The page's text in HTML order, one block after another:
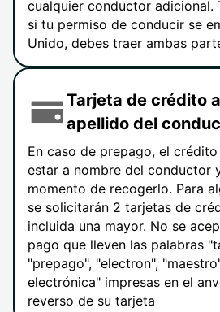
cualquier conductor adicional.
si tu permiso de conducir se
Unido, debes traer ambas
Tarjeta de crédito
apellido del
En caso de prepago, el
estar a nombre del conductor
momento de recogerlo. Para
se solicitarán 2 tarjetas de
incluida una mayor. No se
pago que lleven las palabras
"prepago", "electron",
electrónica" impresas en el
reverso de su tarjeta